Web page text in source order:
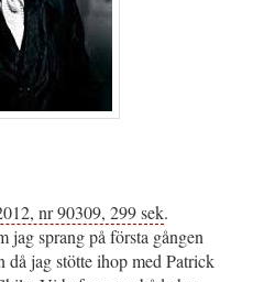
nr 90309, 299 sek.
sprang på första gången
då jag stötte ihop med Patrick